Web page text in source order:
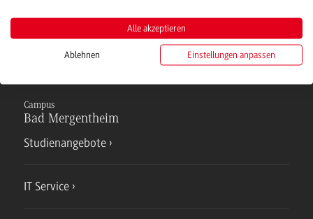
Verwaltung
Campus
Bad Mergentheim
Studienangebote
IT Service
Alle akzeptieren
Ablehnen Einstellungen anpassen